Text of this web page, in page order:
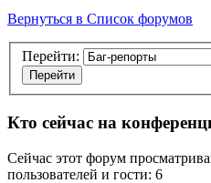
Вернуться в Список форумов
Перейти:
Кто сейчас на
Сейчас этот форум
пользователей и гости: 6